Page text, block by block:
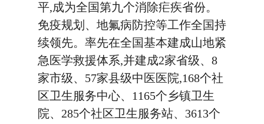
平,成为全国第九个消除疟疾省份。
免疫规划、地氟病防控等工作全国持
续领先。率先在全国基本建成山地紧
急医学救援体系,并建成2家省级、8
家市级、57家县级中医医院,168个社
区卫生服务中心、1165个乡镇卫生
院、285个社区卫生服务站、3613个